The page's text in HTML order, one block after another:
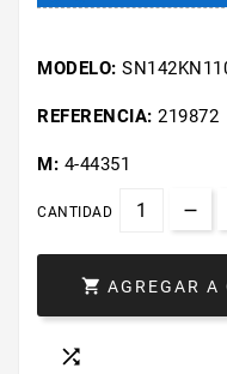
MODELO:
REFERENCIA: 219872
M: 4-44351
CANTIDAD
 AGREGAR A
